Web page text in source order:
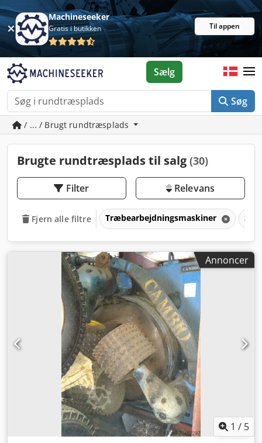
Machineseeker
Gratis i butikken Til appen
Søg
Sælg
/ ... / Brugt rundtræsplads
Brugte rundtræsplads til salg (30)
Filter Relevans
Fjern alle filtre Træbearbejdningsmaskiner
Annoncer
1 / 5